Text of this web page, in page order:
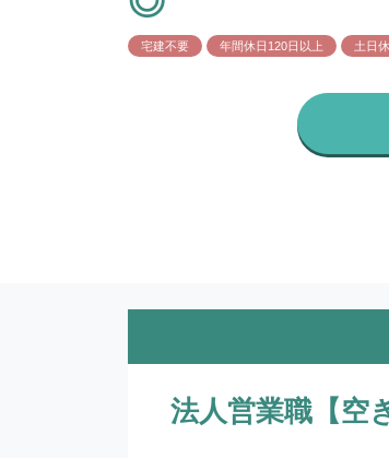
宅建不要 年間休日120日以上 土日
法人営業職【空